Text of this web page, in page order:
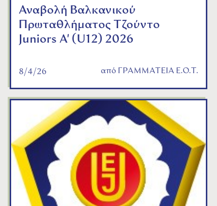
Αναβολή Βαλκανικού
Πρωταθλήματος Τζούντο
Juniors A' (U12) 2026
8/4/26 από ΓΡΑΜΜΑΤΕΙΑ Ε.Ο.Τ.